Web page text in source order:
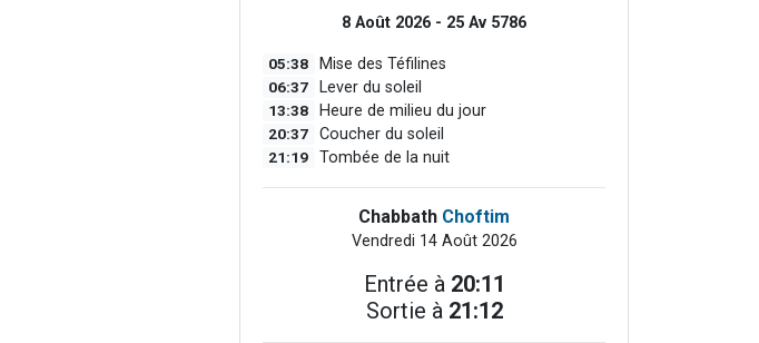
8 Août 2026 - 25 Av 5786
05:38 Mise des Téfilines
06:37 Lever du soleil
13:38 Heure de milieu du jour
20:37 Coucher du soleil
21:19 Tombée de la nuit
Chabbath Choftim
Vendredi 14 Août 2026
Entrée à 20:11
Sortie à 21:12